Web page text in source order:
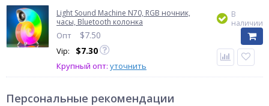
Light Sound Machine N70, RGB ночник,
часы, Bluetooth колонка
Опт $7.50
Vip: $7.30
Крупный опт: уточнить
В
наличии
Персональные рекомендации